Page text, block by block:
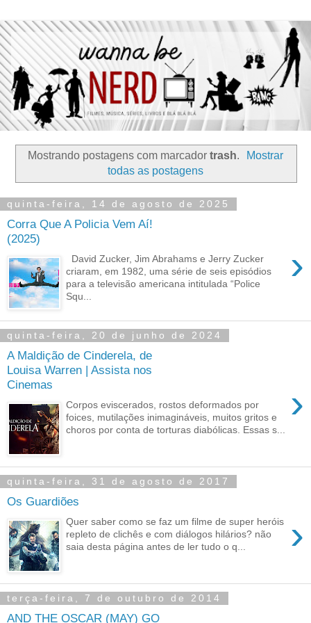
Mostrando postagens com marcador trash.
Mostrar
todas as postagens
quinta-feira, 14 de agosto de 2025
Corra Que A Policia Vem Aí!
(2025)
›
David Zucker, Jim Abrahams e Jerry Zucker
criaram, em 1982, uma série de seis episódios
para a televisão americana intitulada “Police
Squ...
quinta-feira, 20 de junho de 2024
A Maldição de Cinderela, de
Louisa Warren | Assista nos
Cinemas
›
Corpos eviscerados, rostos deformados por
foices, mutilações inimagináveis, muitos gritos e
choros por conta de torturas diabólicas. Essas s...
quinta-feira, 31 de agosto de 2017
Os Guardiões
›
Quer saber como se faz um filme de super heróis
repleto de clichês e com diálogos hilários? não
saia desta página antes de ler tudo o q...
terça-feira, 7 de outubro de 2014
AND THE OSCAR (MAY) GO